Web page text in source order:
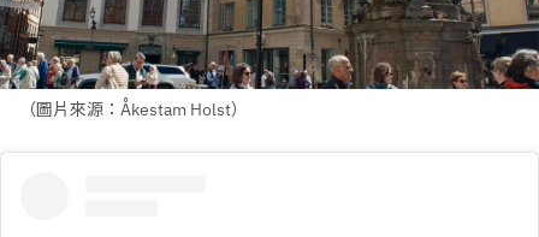
（圖片來源：Åkestam Holst）